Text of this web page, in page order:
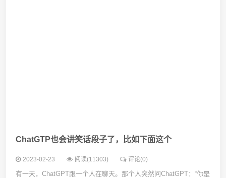
ChatGTP也会讲笑话段子了，比如下面这个
2023-02-23 阅读(11303) 评论(0)
有一天，ChatGPT跟一个人在聊天。那个人突然问ChatGPT：“你是